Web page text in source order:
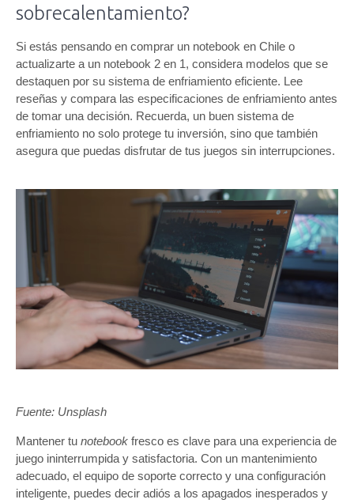
sobrecalentamiento?
Si estás pensando en comprar un notebook en Chile o
actualizarte a un notebook 2 en 1, considera modelos que se
destaquen por su sistema de enfriamiento eficiente. Lee
reseñas y compara las especificaciones de enfriamiento antes
de tomar una decisión. Recuerda, un buen sistema de
enfriamiento no solo protege tu inversión, sino que también
asegura que puedas disfrutar de tus juegos sin interrupciones.
Fuente: Unsplash
Mantener tu notebook fresco es clave para una experiencia de
juego ininterrumpida y satisfactoria. Con un mantenimiento
adecuado, el equipo de soporte correcto y una configuración
inteligente, puedes decir adiós a los apagados inesperados y